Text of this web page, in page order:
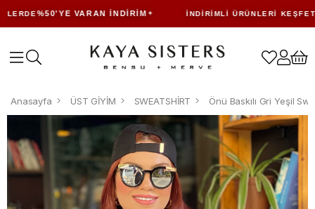
%50'YE VARAN İNDIRIM İNDIRIMLI ÜRÜNLERI KEŞFET
Anasayfa ÜST GİYİM SWEATSHİRT Önü Baskılı Gri Yeşil